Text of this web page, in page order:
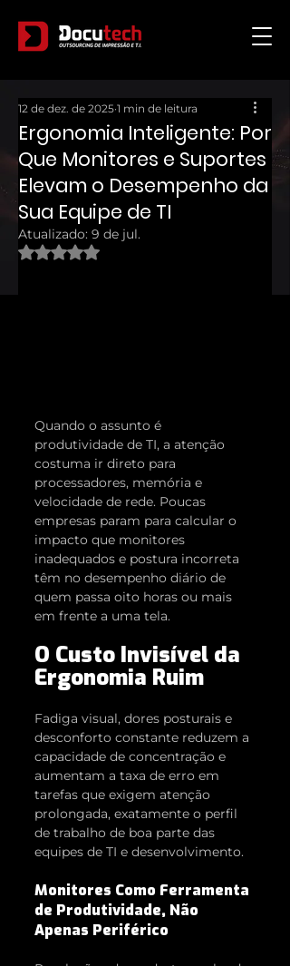
Ergonomia Inteligente: Por
Que Monitores e Suportes
Elevam o Desempenho da
Sua Equipe de TI
12 de dez. de 2025 1 min de leitura
Atualizado: 9 de jul.
Avaliado com NaN de 5 estrelas.
Quando o assunto é
produtividade de TI, a atenção
costuma ir direto para
processadores, memória e
velocidade de rede. Poucas
empresas param para calcular o
impacto que monitores
inadequados e postura incorreta
têm no desempenho diário de
quem passa oito horas ou mais
em frente a uma tela.
O Custo Invisível da
Ergonomia Ruim
Fadiga visual, dores posturais e
desconforto constante reduzem a
capacidade de concentração e
aumentam a taxa de erro em
tarefas que exigem atenção
prolongada, exatamente o perfil
de trabalho de boa parte das
equipes de TI e desenvolvimento.
Monitores Como Ferramenta
de Produtividade, Não
Apenas Periférico